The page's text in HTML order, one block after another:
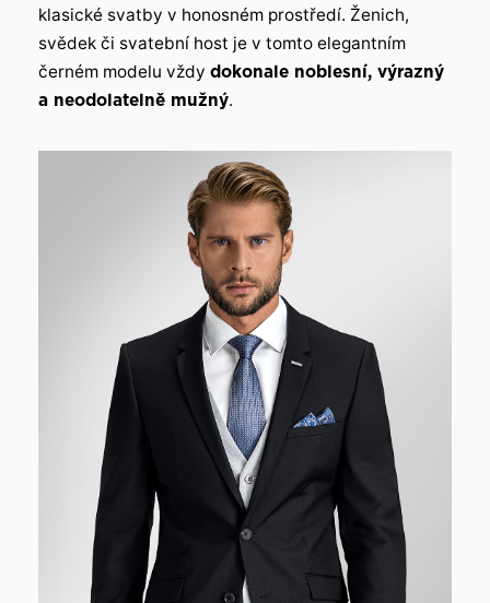
klasické svatby v honosném prostředí. Ženich,
svědek či svatební host je v tomto elegantním
černém modelu vždy dokonale noblesní, výrazný
a neodolatelně mužný.